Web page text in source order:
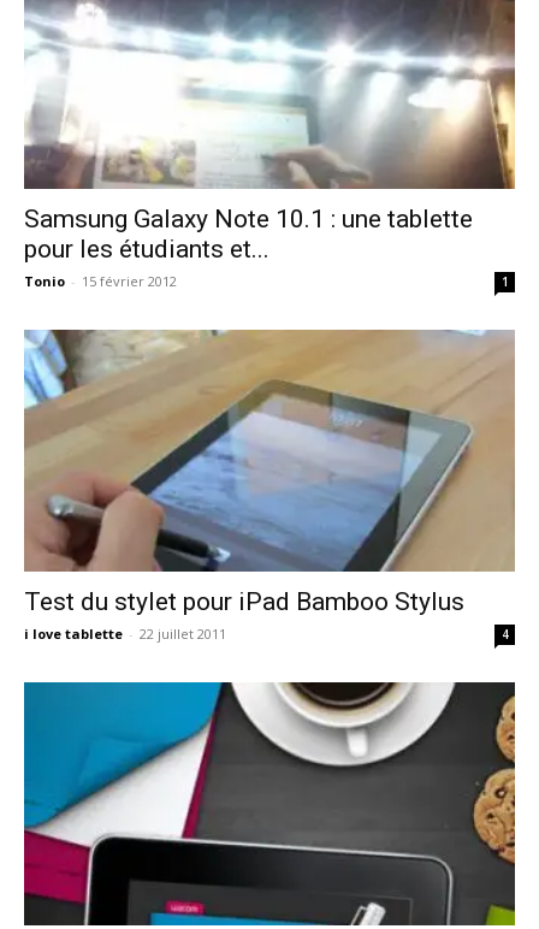
Samsung Galaxy Note 10.1 : une tablette
pour les étudiants et...
Tonio - 15 février 2012 1
Test du stylet pour iPad Bamboo Stylus
i love tablette - 22 juillet 2011 4